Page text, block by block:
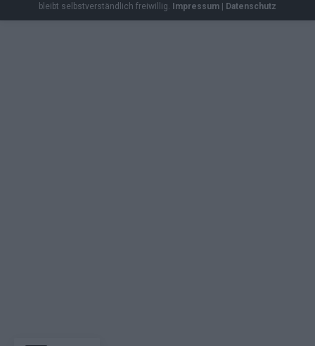
bleibt selbstverständlich freiwillig.
Impressum Datenschutz